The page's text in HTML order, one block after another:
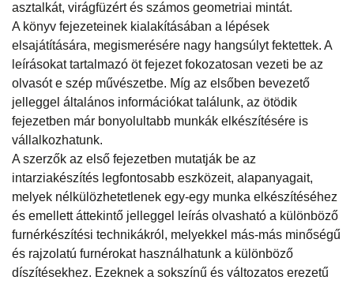
asztalkát, virágfüzért és számos geometriai mintát.
A könyv fejezeteinek kialakításában a lépések
elsajátítására, megismerésére nagy hangsúlyt fektettek. A
leírásokat tartalmazó öt fejezet fokozatosan vezeti be az
olvasót e szép művészetbe. Míg az elsőben bevezető
jelleggel általános információkat találunk, az ötödik
fejezetben már bonyolultabb munkák elkészítésére is
vállalkozhatunk.
A szerzők az első fejezetben mutatják be az
intarziakészítés legfontosabb eszközeit, alapanyagait,
melyek nélkülözhetetlenek egy-egy munka elkészítéséhez
és emellett áttekintő jelleggel leírás olvasható a különböző
furnérkészítési technikákról, melyekkel más-más minőségű
és rajzolatú furnérokat használhatunk a különböző
díszítésekhez. Ezeknek a sokszínű és változatos erezetű